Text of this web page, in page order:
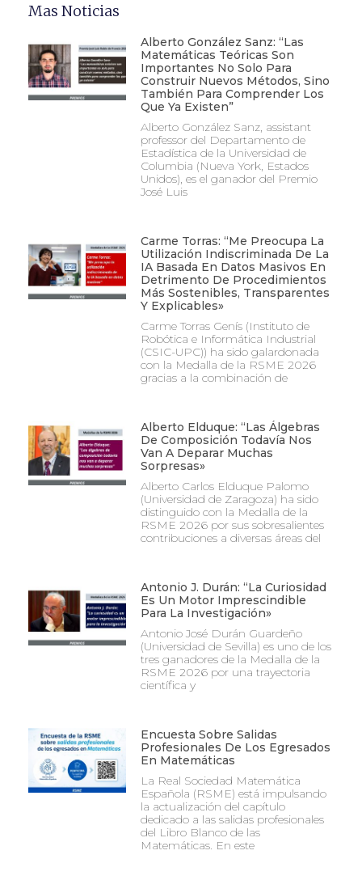
Mas Noticias
Alberto González Sanz: “Las
Matemáticas Teóricas Son
Importantes No Solo Para
Construir Nuevos Métodos, Sino
También Para Comprender Los
Que Ya Existen”
Alberto González Sanz, assistant
professor del Departamento de
Estadística de la Universidad de
Columbia (Nueva York, Estados
Unidos), es el ganador del Premio
José Luis
Carme Torras: “Me Preocupa La
Utilización Indiscriminada De La
IA Basada En Datos Masivos En
Detrimento De Procedimientos
Más Sostenibles, Transparentes
Y Explicables»
Carme Torras Genís (Instituto de
Robótica e Informática Industrial
(CSIC-UPC)) ha sido galardonada
con la Medalla de la RSME 2026
gracias a la combinación de
Alberto Elduque: “Las Álgebras
De Composición Todavía Nos
Van A Deparar Muchas
Sorpresas»
Alberto Carlos Elduque Palomo
(Universidad de Zaragoza) ha sido
distinguido con la Medalla de la
RSME 2026 por sus sobresalientes
contribuciones a diversas áreas del
Antonio J. Durán: “La Curiosidad
Es Un Motor Imprescindible
Para La Investigación»
Antonio José Durán Guardeño
(Universidad de Sevilla) es uno de los
tres ganadores de la Medalla de la
RSME 2026 por una trayectoria
científica y
Encuesta Sobre Salidas
Profesionales De Los Egresados
En Matemáticas
La Real Sociedad Matemática
Española (RSME) está impulsando
la actualización del capítulo
dedicado a las salidas profesionales
del Libro Blanco de las
Matemáticas. En este